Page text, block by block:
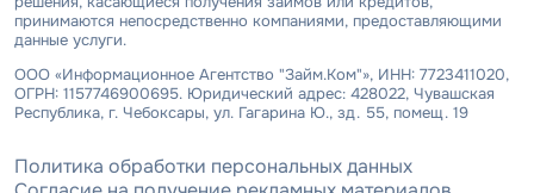
принимаются непосредственно компаниями, предоставляющими
данные услуги.
ООО «Информационное Агентство "Займ.Ком"», ИНН: 7723411020,
ОГРН: 1157746900695. Юридический адрес: 428022, Чувашская
Республика, г. Чебоксары, ул. Гагарина Ю., зд. 55, помещ. 19
Политика обработки персональных данных